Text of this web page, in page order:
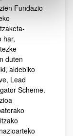
Fundazio
har,
duten
aldebiko
Lead
Scheme.